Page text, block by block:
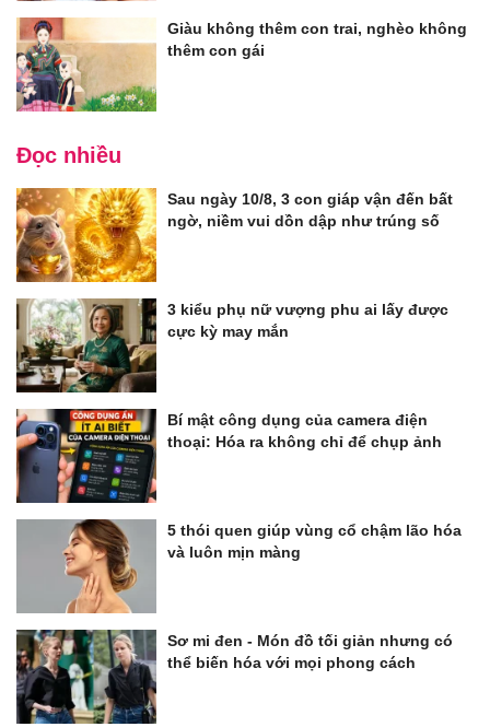
Giàu không thêm con trai, nghèo không
thêm con gái
Đọc nhiều
Sau ngày 10/8, 3 con giáp vận đến bất
ngờ, niềm vui dồn dập như trúng số
3 kiểu phụ nữ vượng phu ai lấy được
cực kỳ may mắn
Bí mật công dụng của camera điện
thoại: Hóa ra không chỉ để chụp ảnh
5 thói quen giúp vùng cổ chậm lão hóa
và luôn mịn màng
Sơ mi đen - Món đồ tối giản nhưng có
thể biến hóa với mọi phong cách